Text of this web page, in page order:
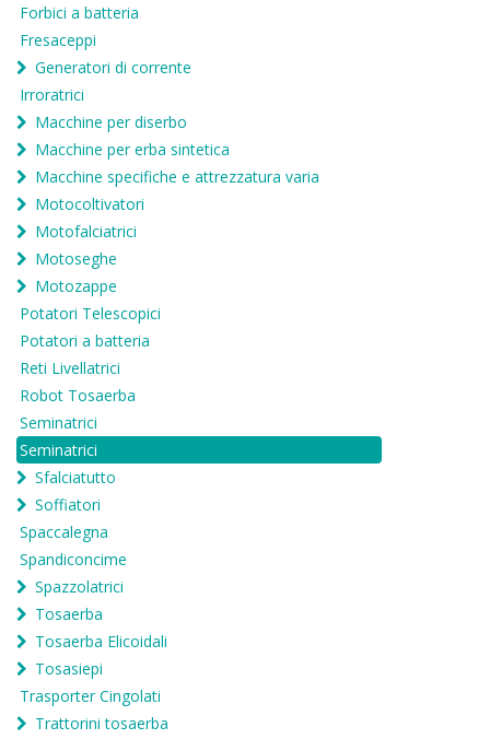
Forbici a batteria
Fresaceppi
Generatori di corrente
Irroratrici
Macchine per diserbo
Macchine per erba sintetica
Macchine specifiche e attrezzatura varia
Motocoltivatori
Motofalciatrici
Motoseghe
Motozappe
Potatori Telescopici
Potatori a batteria
Reti Livellatrici
Robot Tosaerba
Seminatrici
Seminatrici
Sfalciatutto
Soffiatori
Spaccalegna
Spandiconcime
Spazzolatrici
Tosaerba
Tosaerba Elicoidali
Tosasiepi
Trasporter Cingolati
Trattorini tosaerba